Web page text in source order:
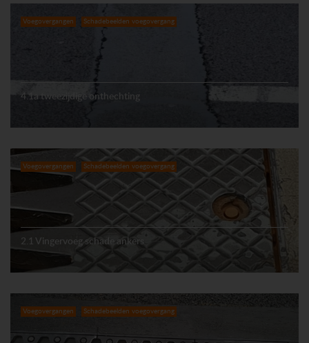
Voegovergangen Schadebeelden voegovergang
4.1a tweezijdige onthechting
Voegovergangen Schadebeelden voegovergang
2.1 Vingervoeg schade ankers
Voegovergangen Schadebeelden voegovergang